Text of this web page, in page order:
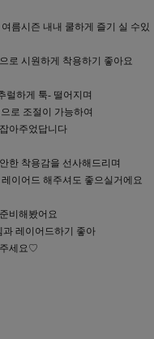
름시즌 내내 쿨하게 즐기 실 수있
로 시원하게 착용하기 좋아요
럴하게 툭- 떨어지며
로 조절이 가능하여
아주었답니다
한 착용감을 선사해드리며
이어드 해주셔도 좋으실거에요
비해봤어요
레이어드하기 좋아
세요♡